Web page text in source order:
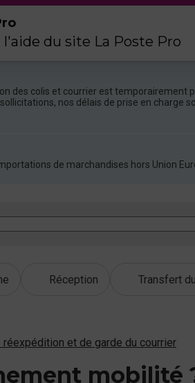
du site La Poste Pro
des colis et courrier est
nos délais de prise en charge
de marchandises hors Union
Réception Transfert
et de garde du courrier
mobilité